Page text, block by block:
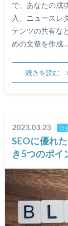
で、あなたの成
入、ニュースレ
テンツの共有な
めの文章を作成…
続きを読む
2023.03.23 コ
SEOに優れ
き5つのポイ